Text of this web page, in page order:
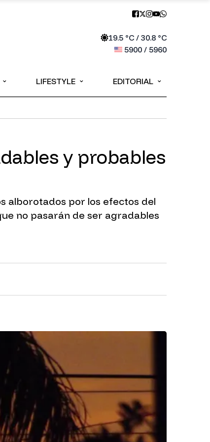
19.5°C / 30.8°C
5900/ 5960
⌄ LIFESTYLE ⌄ EDITORIAL ⌄
y probables
alborotados por los efectos del
no pasarán de ser agradables